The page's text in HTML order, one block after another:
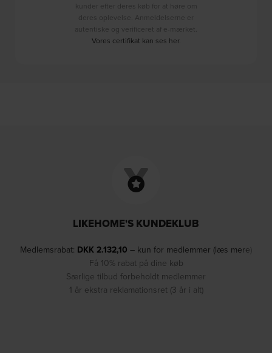
kunder efter deres køb for at høre om
deres oplevelse. Anmeldelserne er
autentiske og verificeret af e-mærket.
Vores certifikat kan ses her.
LIKEHOME'S KUNDEKLUB
Medlemsrabat: DKK 2.132,10 – kun for medlemmer (læs mere)
Få 10% rabat på dine køb
Særlige tilbud forbeholdt medlemmer
1 år ekstra reklamationsret (3 år i alt)